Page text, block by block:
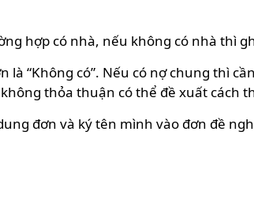
hợp có nhà, nếu không có nhà thì
“Không có”. Nếu có nợ chung thì
thỏa thuận có thể đề xuất cách
đơn và ký tên mình vào đơn đề